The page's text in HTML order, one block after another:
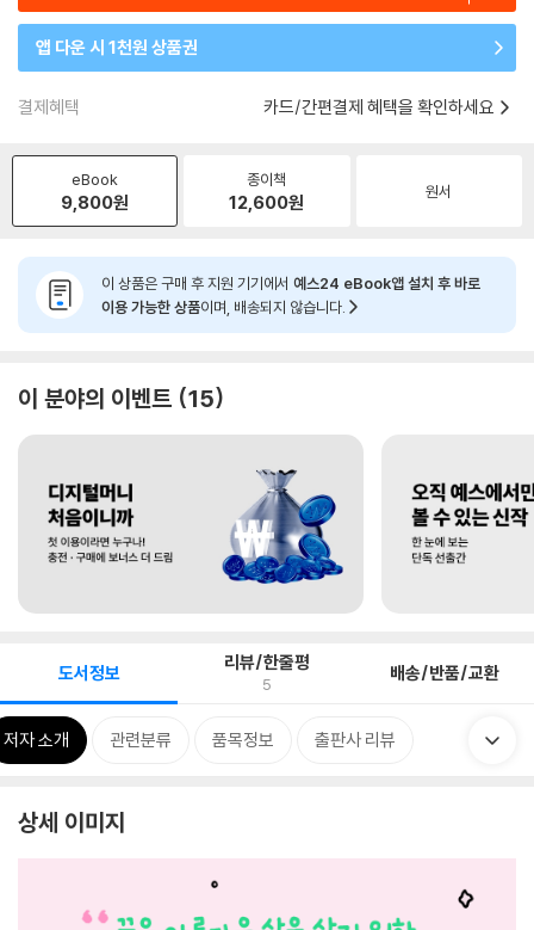
앱 다운 시 1천원 상품권
결제혜택 카드/간편결제 혜택을 확인하세요
eBook
9,800원
종이책
12,600원 원서
이 상품은 구매 후 지원 기기에서 예스24 eBook앱 설치 후 바로
이용 가능한 상품이며, 배송되지 않습니다.
이 분야의 이벤트 15
도서정보 리뷰/한줄평
5 배송/반품/교환
저자 소개 관련분류 품목정보 출판사 리뷰
상세 이미지